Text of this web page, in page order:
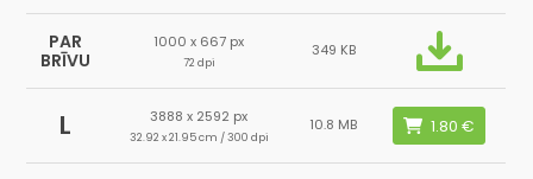
PAR
BRĪVU
1000 x 667 px
72 dpi
349 KB
L 3888 x 2592 px
32.92 x 21.95 cm / 300 dpi
10.8 MB